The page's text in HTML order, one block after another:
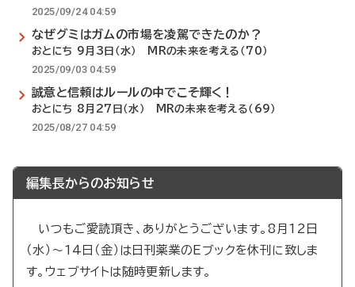
2025/09/24 04:59
なぜグミはガムの市場を凌駕できたのか？
おとにち 9月3日（水） MRの未来を考える（70）
2025/09/03 04:59
誠意と信頼はルールの中でこそ輝く！
おとにち 8月27日（水） MRの未来を考える（69）
2025/08/27 04:59
編集長からのお知らせ
いつもご愛読頂き、ありがとうございます。8月12日
（水）～14日（金）は日刊薬業のEブックを休刊に致しま
す。ウェブサイトは随時更新します。